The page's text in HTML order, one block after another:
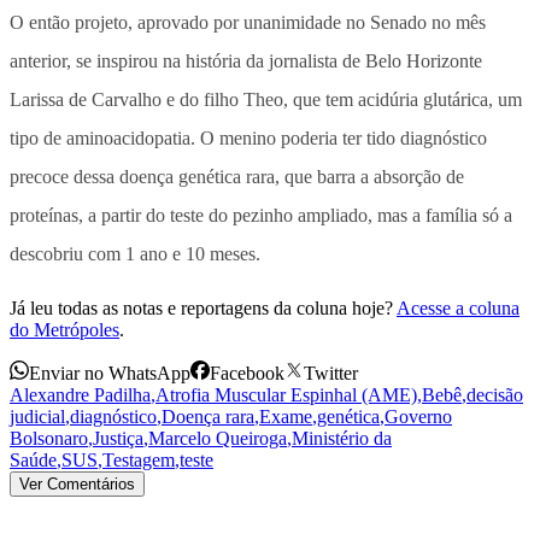
O então projeto, aprovado por unanimidade no Senado no mês
anterior, se inspirou na história da jornalista de Belo Horizonte
Larissa de Carvalho e do filho Theo, que tem acidúria glutárica, um
tipo de aminoacidopatia. O menino poderia ter tido diagnóstico
precoce dessa doença genética rara, que barra a absorção de
proteínas, a partir do teste do pezinho ampliado, mas a família só a
descobriu com 1 ano e 10 meses.
Já leu todas as notas e reportagens da coluna hoje? Acesse a coluna
do Metrópoles.
Enviar no WhatsApp Facebook
Twitter
Alexandre Padilha,Atrofia Muscular Espinhal (AME),Bebê,decisão
judicial,diagnóstico,Doença rara,Exame,genética,Governo
Bolsonaro,Justiça,Marcelo Queiroga,Ministério da
Saúde,SUS,Testagem,teste
Ver Comentários